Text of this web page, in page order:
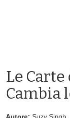
Le
Cambia